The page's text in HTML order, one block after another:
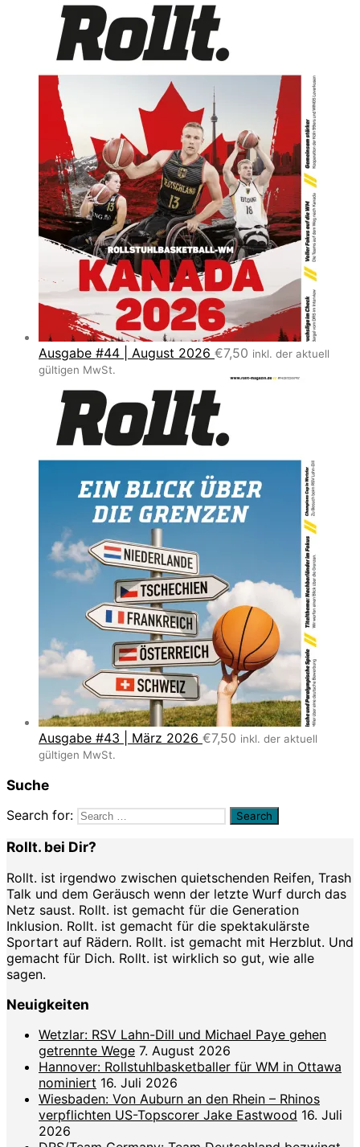
Ausgabe #44 | August 2026 €7,50 inkl. der aktuell
gültigen MwSt.
Ausgabe #43 | März 2026 €7,50 inkl. der aktuell
gültigen MwSt.
Suche
Search for:
Rollt. bei Dir?
Rollt. ist irgendwo zwischen quietschenden Reifen, Trash
Talk und dem Geräusch wenn der letzte Wurf durch das
Netz saust. Rollt. ist gemacht für die Generation
Inklusion. Rollt. ist gemacht für die spektakulärste
Sportart auf Rädern. Rollt. ist gemacht mit Herzblut. Und
gemacht für Dich. Rollt. ist wirklich so gut, wie alle
sagen.
Neuigkeiten
Wetzlar: RSV Lahn-Dill und Michael Paye gehen
getrennte Wege 7. August 2026
Hannover: Rollstuhlbasketballer für WM in Ottawa
nominiert 16. Juli 2026
Wiesbaden: Von Auburn an den Rhein – Rhinos
verpflichten US-Topscorer Jake Eastwood 16. Juli
2026